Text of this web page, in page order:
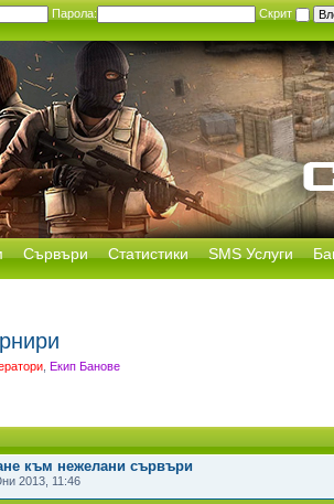
Парола: Скрит
Сървъри Статистики SMS Услуги
Екип Банове
към нежелани сървъри
2013, 11:46